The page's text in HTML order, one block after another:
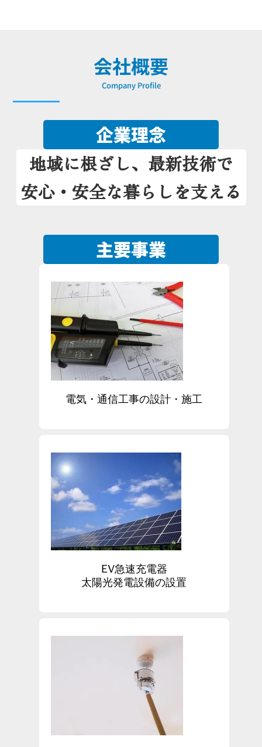
会社概要
Company Profile
企業理念
地域に根ざし、最新技術で
安心・安全な暮らしを支える
主要事業
電気・通信工事の設計・施工
EV急速充電器
太陽光発電設備の設置